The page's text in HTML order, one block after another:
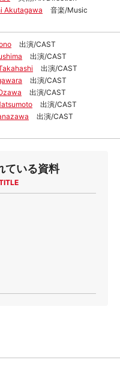
Akutagawa
音楽/Music
出演/CAST
出演/CAST
出演/CAST
出演/CAST
出演/CAST
出演/CAST
出演/CAST
ている資料